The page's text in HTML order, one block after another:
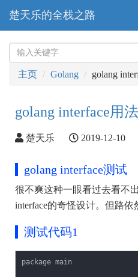
楚天乐的全栈之路
主页 Golang golang
golang interface用法
楚天乐 2019-12-10
golang interface测试
很不爽这种一眼看过去看不
interface的奇怪设计。但路依
测试代码1
package main